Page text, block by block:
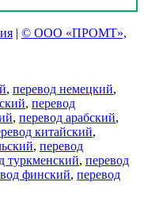
| © ООО «ПРОМТ»,
, перевод немецкий,
, перевод
, перевод арабский,
китайский,
, перевод
туркменский, перевод
финский, перевод